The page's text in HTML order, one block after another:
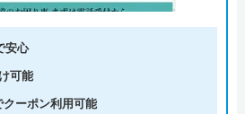
安心
可能
ーポン利用可能